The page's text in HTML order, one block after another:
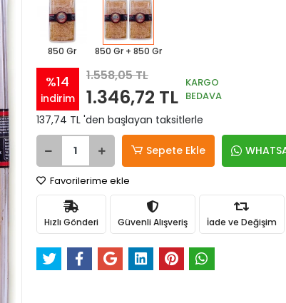
850 Gr 850 Gr + 850 Gr
%14
indirim
1.558,05 TL
1.346,72 TL
KARGO
BEDAVA
137,74 TL 'den başlayan taksitlerle
Sepete Ekle
Favorilerime ekle
Hızlı Gönderi Güvenli Alışveriş İade ve Değişim